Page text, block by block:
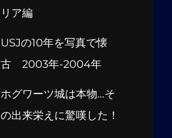
リア編
USJの10年を写真で懐
古 2003年-2004年
ホグワーツ城は本物...そ
の出来栄えに驚嘆した！